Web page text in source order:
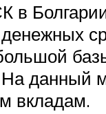
в
данный
вкладам.